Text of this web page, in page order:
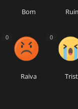
Bom
0
Raiva
0